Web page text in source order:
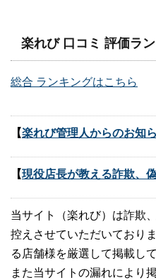
楽れび 口コミ 評価ラ
総合 ランキングはこちら
【楽れび管理人からのお知
【現役店長が教える詐欺、
当サイト（楽れび）は詐欺
控えさせていただいており
る店舗様を厳選して掲載し
また当サイトの漏れにより